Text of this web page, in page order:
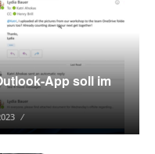
App soll im